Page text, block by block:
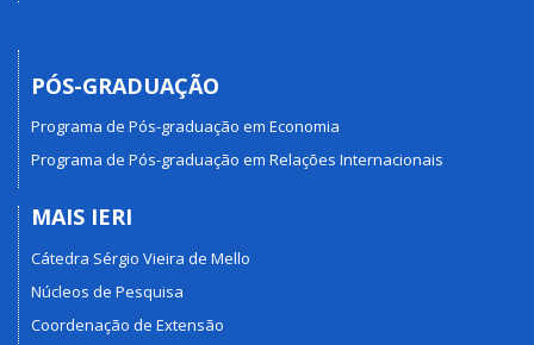
PÓS-GRADUAÇÃO
Programa de Pós-graduação em Economia
Programa de Pós-graduação em Relações Internacionais
MAIS IERI
Cátedra Sérgio Vieira de Mello
Núcleos de Pesquisa
Coordenação de Extensão